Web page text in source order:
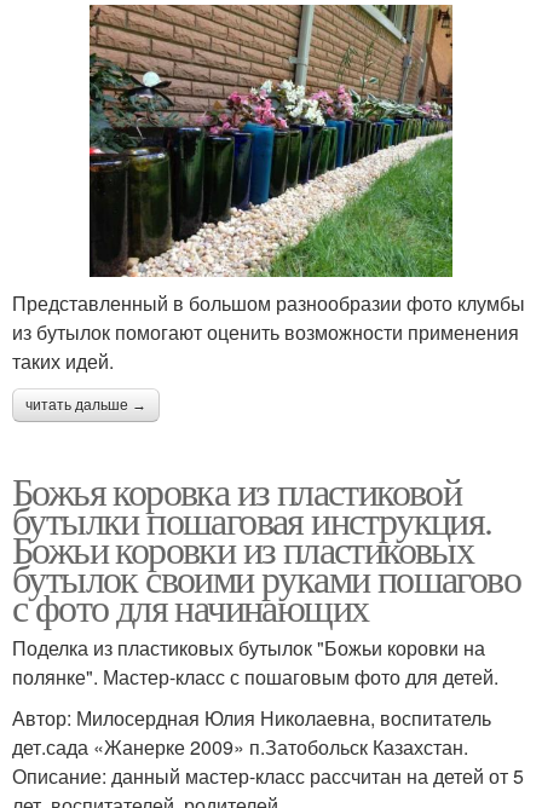
Представленный в большом разнообразии фото клумбы
из бутылок помогают оценить возможности применения
таких идей.
читать дальше →
Божья коровка из пластиковой
бутылки пошаговая инструкция.
Божьи коровки из пластиковых
бутылок своими руками пошагово
с фото для начинающих
Поделка из пластиковых бутылок "Божьи коровки на
полянке". Мастер-класс с пошаговым фото для детей.
Автор: Милосердная Юлия Николаевна, воспитатель
дет.сада «Жанерке 2009» п.Затобольск Казахстан.
Описание: данный мастер-класс рассчитан на детей от 5